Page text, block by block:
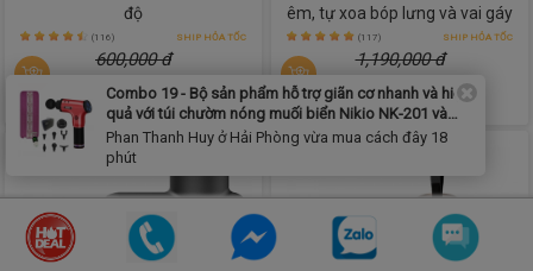
độ
(116) SHIP HỎA TỐC
600,000 đ
495,000 đ
êm, tự xoa bóp lưng và vai gáy
(117) SHIP HỎA TỐC
1,190,000 đ
790,000 đ
Combo 19 - Bộ sản phẩm hỗ trợ giãn cơ nhanh và hiệu
quả với túi chườm nóng muối biển Nikio NK-201 và
súng massage cầm tay Nikio NK-171
Phan Thanh Huy ở Hải Phòng vừa mua cách đây 18
phút